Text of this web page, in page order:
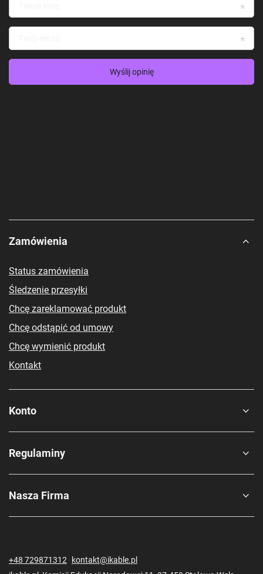
Wyślij opinię
Zamówienia
Status zamówienia
Śledzenie przesyłki
Chcę zareklamować produkt
Chcę odstąpić od umowy
Chcę wymienić produkt
Kontakt
Konto
Regulaminy
Nasza Firma
+48 729871312
kontakt@ikable.pl